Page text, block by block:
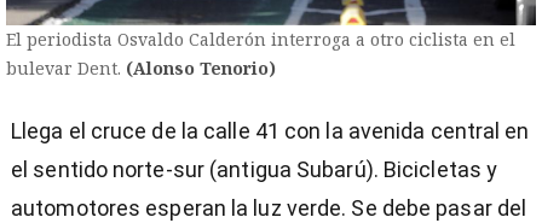
El periodista Osvaldo Calderón interroga a otro ciclista en el
bulevar Dent. (Alonso Tenorio)
Llega el cruce de la calle 41 con la avenida central en
el sentido norte-sur (antigua Subarú). Bicicletas y
automotores esperan la luz verde. Se debe pasar del